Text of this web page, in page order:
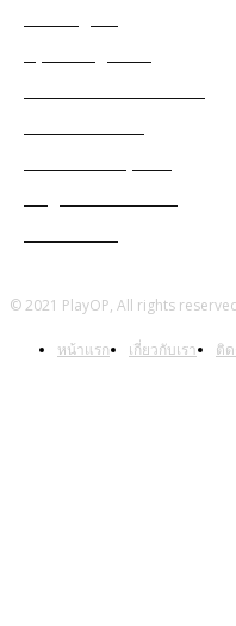
© 2021 PlayOP, All rights
หน้าแรก เกี่ยวกับเรา ติด